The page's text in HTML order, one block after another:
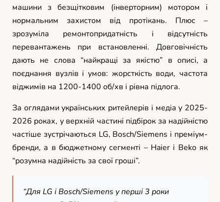
машини з безщітковим (інверторним) мотором і
нормальним захистом від протікань. Плюс –
зрозуміла ремонтопридатність і відсутність
перевантажень при встановленні. Довговічність
дають не слова “найкращі за якістю” в описі, а
поєднання вузлів і умов: жорсткість води, частота
віджимів на 1200-1400 об/хв і рівна підлога.
За оглядами українських ритейлерів і медіа у 2025-
2026 роках, у верхній частині підбірок за надійністю
частіше зустрічаються LG, Bosch/Siemens і преміум-
бренди, а в бюджетному сегменті – Haier і Beko як
“розумна надійність за свої гроші”.
“Для LG і Bosch/Siemens у перші 3 роки